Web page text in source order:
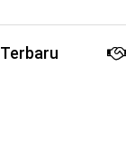
Terbaru